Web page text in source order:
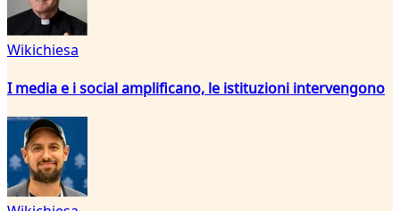
Wikichiesa
I media e i social amplificano, le istituzioni intervengono